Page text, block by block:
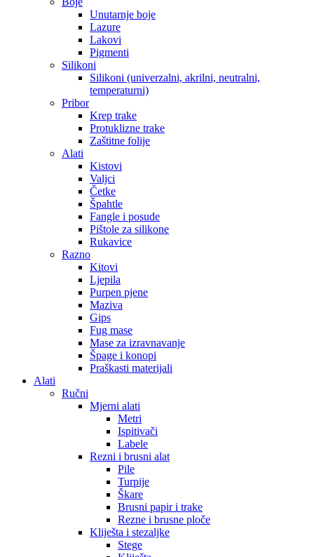
Unutarnje boje
Lazure
Lakovi
Pigmenti
Silikoni
Silikoni (univerzalni, akrilni, neutralni,
temperaturni)
Pribor
Krep trake
Protuklizne trake
Zaštitne folije
Alati
Kistovi
Valjci
Četke
Špahtle
Fangle i posude
Pištole za silikone
Rukavice
Razno
Kitovi
Ljepila
Purpen pjene
Maziva
Gips
Fug mase
Mase za izravnavanje
Špage i konopi
Praškasti materijali
Alati
Ručni
Mjerni alati
Metri
Ispitivači
Labele
Rezni i brusni alat
Pile
Turpije
Škare
Brusni papir i trake
Rezne i brusne ploče
Kliješta i stezaljke
Stege